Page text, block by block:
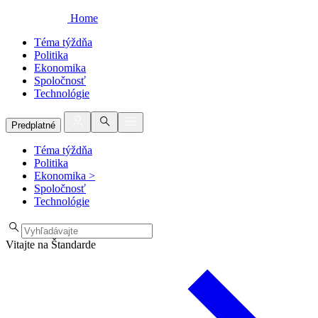
Home
Téma týždňa
Politika
Ekonomika
Spoločnosť
Technológie
Predplatné
Téma týždňa
Politika
Ekonomika >
Spoločnosť
Technológie
Vitajte na Štandarde